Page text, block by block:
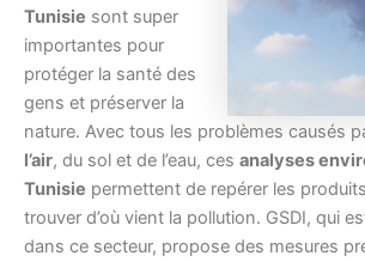
Tunisie sont super
importantes pour
protéger la santé des
gens et préserver la
nature. Avec tous les problèmes causés
l’air, du sol et de l’eau, ces analyses
Tunisie permettent de repérer les
trouver d’où vient la pollution. GSDI, qui
dans ce secteur, propose des mesures